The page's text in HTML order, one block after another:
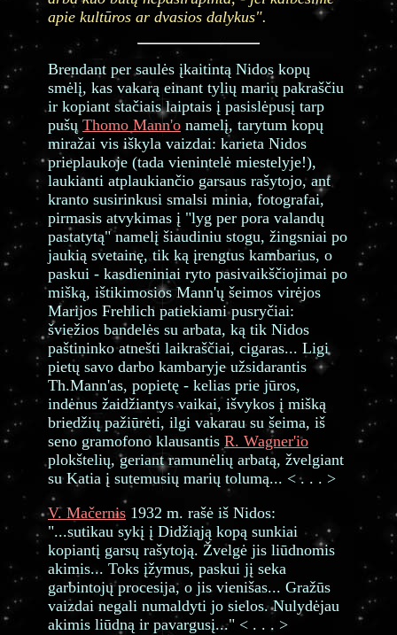
apie kultūros ar dvasios dalykus".
Brendant per saulės įkaitintą Nidos kopų
smėlį, kas vakarą einant tylių marių pakraščiu
ir kopiant stačiais laiptais į pasislėpusį tarp
pušų Thomo Mann'o namelį, tarytum kopų
miražai vis iškyla vaizdai: karieta Nidos
prieplaukoje (tada vienintelė miestelyje!),
laukianti atplaukiančio garsaus rašytojo, ant
kranto susirinkusi smalsi minia, fotografai,
pirmasis atvykimas į "lyg per pora valandų
pastatytą" namelį šiaudiniu stogu, žingsniai po
jaukią svetainę, tik ką įrengtus kambarius, o
paskui - kasdieniniai ryto pasivaikščiojimai po
mišką, ištikimosios Mann'ų šeimos virėjos
Marijos Frehlich patiekiami pusryčiai:
šviežios bandelės su arbata, ką tik Nidos
paštininko atnešti laikraščiai, cigaras... Ligi
pietų savo darbo kambaryje užsidarantis
Th.Mann'as, popietę - kelias prie jūros,
indėnus žaidžiantys vaikai, išvykos į mišką
briedžių pažiūrėti, ilgi vakarau su šeima, iš
seno gramofono klausantis R. Wagner'io
plokštelių, geriant ramunėlių arbatą, žvelgiant
su Katia į sutemusių marių tolumą... < . . . >
V. Mačernis 1932 m. rašė iš Nidos:
"...sutikau sykį į Didžiąją kopą sunkiai
kopiantį garsų rašytoją. Žvelgė jis liūdnomis
akimis... Toks įžymus, paskui jį seka
garbintojų procesija, o jis vienišas... Gražūs
vaizdai negali numaldyti jo sielos. Nulydėjau
akimis liūdną ir pavargusį..." < . . . >